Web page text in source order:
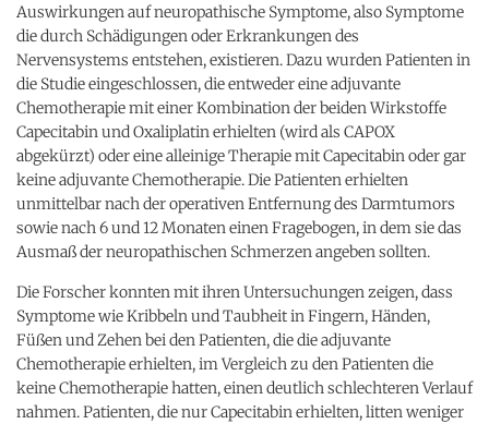
Auswirkungen auf neuropathische Symptome, also Symptome
die durch Schädigungen oder Erkrankungen des
Nervensystems entstehen, existieren. Dazu wurden Patienten in
die Studie eingeschlossen, die entweder eine adjuvante
Chemotherapie mit einer Kombination der beiden Wirkstoffe
Capecitabin und Oxaliplatin erhielten (wird als CAPOX
abgekürzt) oder eine alleinige Therapie mit Capecitabin oder gar
keine adjuvante Chemotherapie. Die Patienten erhielten
unmittelbar nach der operativen Entfernung des Darmtumors
sowie nach 6 und 12 Monaten einen Fragebogen, in dem sie das
Ausmaß der neuropathischen Schmerzen angeben sollten.
Die Forscher konnten mit ihren Untersuchungen zeigen, dass
Symptome wie Kribbeln und Taubheit in Fingern, Händen,
Füßen und Zehen bei den Patienten, die die adjuvante
Chemotherapie erhielten, im Vergleich zu den Patienten die
keine Chemotherapie hatten, einen deutlich schlechteren Verlauf
nahmen. Patienten, die nur Capecitabin erhielten, litten weniger